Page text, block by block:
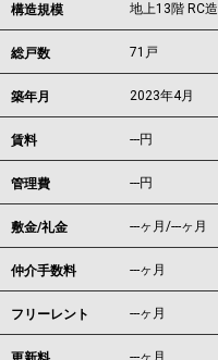
構造規模 地上13階 RC造
総戸数 71戸
築年月 2023年4月
賃料 ---円
管理費 ---円
敷金/礼金 ---ヶ月/---ヶ月
仲介手数料 ---ヶ月
フリーレント ---ヶ月